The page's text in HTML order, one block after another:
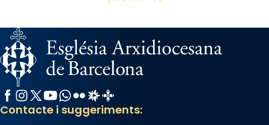
Facebook
Instagram
X / Twitter
YouTube
WhatsApp
FlickrRadio Estel
Catalunya Cristiana
Contacte i suggeriments: